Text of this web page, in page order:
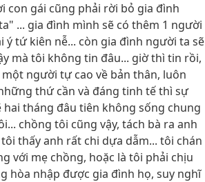
gái cũng phải rời bỏ gia đình
... gia đình mình sẽ có thêm 1 người
tứ kiên nễ... còn gia đình người ta sẽ
mà tôi không tin đâu... giờ thì tin rồi,
người tự cao về bản thân, luôn
thứ cần và đáng tinh tế thì sự
tháng đâu tiên không sống chung
chồng tôi cũng vậy, tách bà ra anh
thấy anh rất chi dựa dẫm... tôi chán
với mẹ chồng, hoặc là tôi phải chịu
hòa nhập được gia đình họ, suy nghĩ